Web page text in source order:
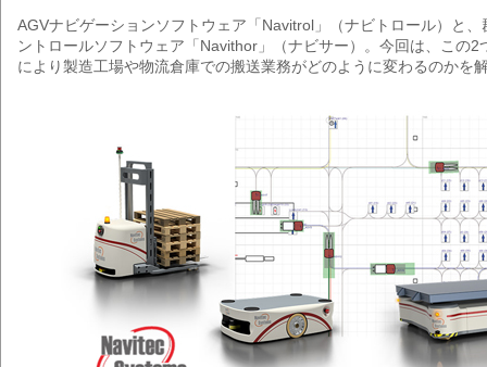
AGVナビゲーションソフトウェア「Navitrol」（ナビトロール）と
ントロールソフトウェア「Navithor」（ナビサー）。今回は、この2
により製造工場や物流倉庫での搬送業務がどのように変わるのかを